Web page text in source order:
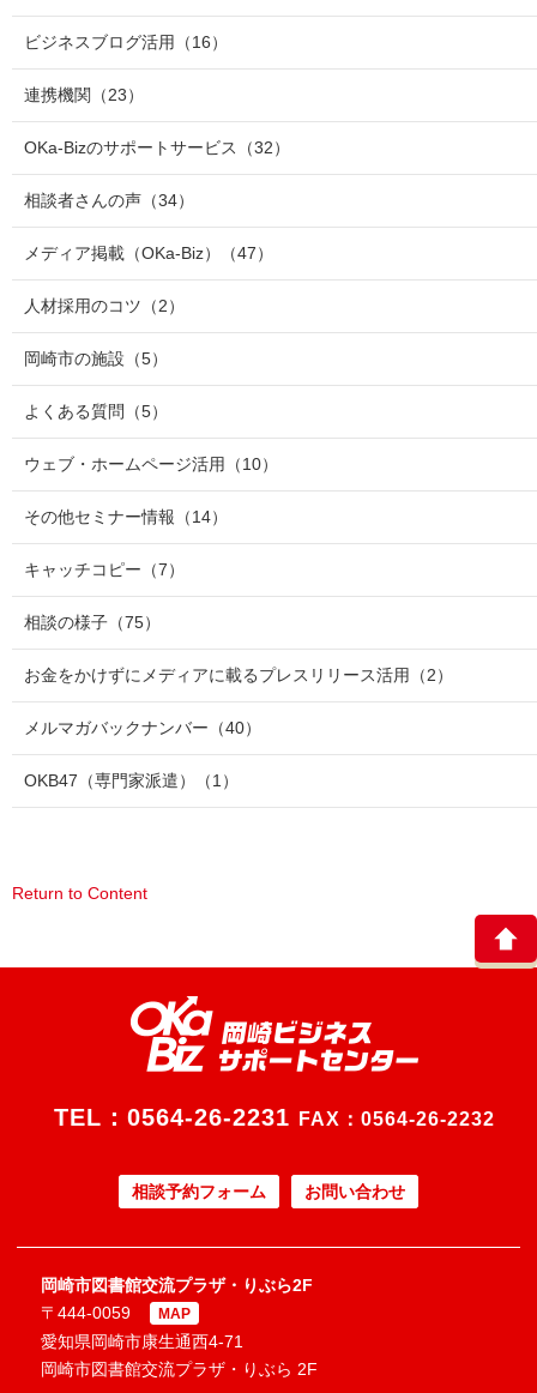
ビジネスブログ活用 （16）
連携機関 （23）
OKa-Bizのサポートサービス （32）
相談者さんの声 （34）
メディア掲載（OKa-Biz） （47）
人材採用のコツ （2）
岡崎市の施設 （5）
よくある質問 （5）
ウェブ・ホームページ活用 （10）
その他セミナー情報 （14）
キャッチコピー （7）
相談の様子 （75）
お金をかけずにメディアに載るプレスリリース活用 （2）
メルマガバックナンバー （40）
OKB47（専門家派遣） （1）
Return to Content
TEL： 0564-26-2231 FAX：0564-26-2232
相談予約フォーム お問い合わせ
岡崎市図書館交流プラザ・りぶら2F
〒444-0059
MAP
愛知県岡崎市康生通西4-71
岡崎市図書館交流プラザ・りぶら 2F